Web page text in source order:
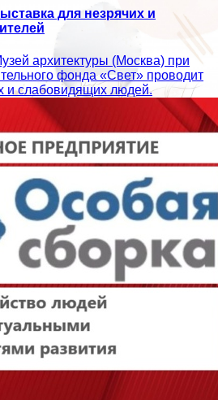
для незрячих и
архитектуры (Москва) при
фонда «Свет» проводит
и слабовидящих людей.